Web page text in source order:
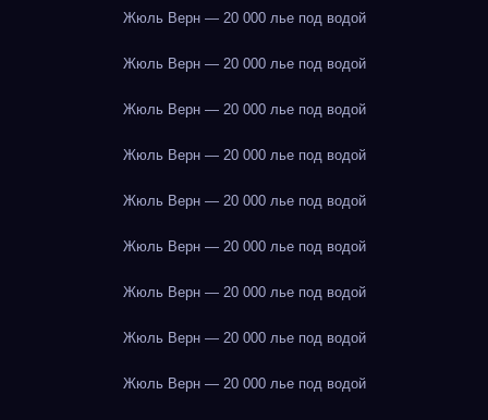
Жюль Верн — 20 000 лье под водой
Жюль Верн — 20 000 лье под водой
Жюль Верн — 20 000 лье под водой
Жюль Верн — 20 000 лье под водой
Жюль Верн — 20 000 лье под водой
Жюль Верн — 20 000 лье под водой
Жюль Верн — 20 000 лье под водой
Жюль Верн — 20 000 лье под водой
Жюль Верн — 20 000 лье под водой